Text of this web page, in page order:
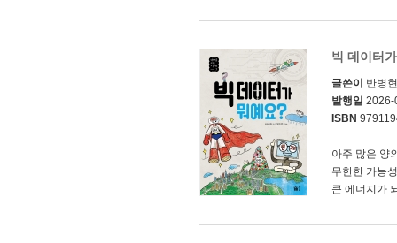
빅 데이터
글쓴이 반병
발행일
ISBN
아주 많은 양
무한한 가능
큰 에너지가